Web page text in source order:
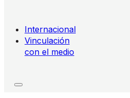
Internacional
Vinculación
con el medio